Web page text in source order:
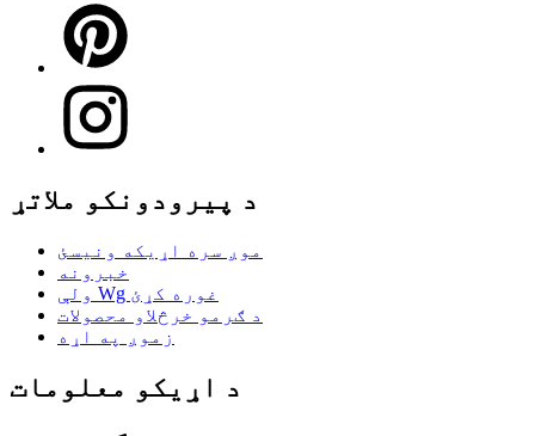
د پیرودونکو ملاتړ
موږ سره اړیکه ونیسئ
خبرونه
ولې Wg غوره کړئ
د ګرمو خرڅلاو محصولات
زموږ په اړه
د اړیکو معلومات